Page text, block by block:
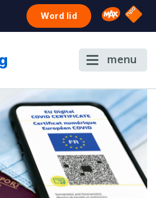
Word lid Omroep
NPO
menu